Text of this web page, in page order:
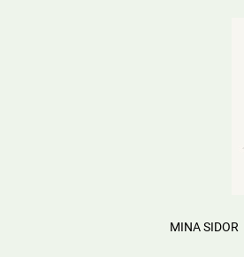
MINA SIDOR